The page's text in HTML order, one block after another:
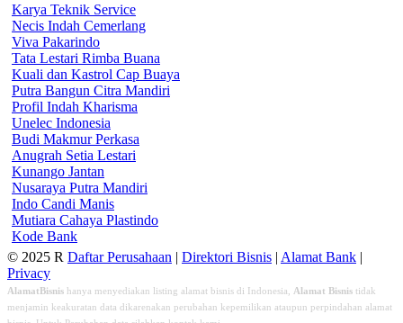
Karya Teknik Service
Necis Indah Cemerlang
Viva Pakarindo
Tata Lestari Rimba Buana
Kuali dan Kastrol Cap Buaya
Putra Bangun Citra Mandiri
Profil Indah Kharisma
Unelec Indonesia
Budi Makmur Perkasa
Anugrah Setia Lestari
Kunango Jantan
Nusaraya Putra Mandiri
Indo Candi Manis
Mutiara Cahaya Plastindo
Kode Bank
© 2025 R Daftar Perusahaan | Direktori Bisnis | Alamat Bank |
Privacy
AlamatBisnis hanya menyediakan listing alamat bisnis di Indonesia, Alamat Bisnis tidak
menjamin keakuratan data dikarenakan perubahan kepemilikan ataupun perpindahan alamat